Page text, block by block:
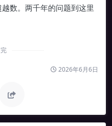
数。两千年的问题到这里
2026年6月6日
了人类两千年的难题